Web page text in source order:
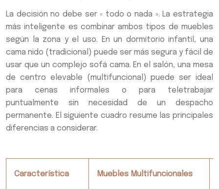
La decisión no debe ser « todo o nada ». La estrategia
más inteligente es combinar ambos tipos de muebles
según la zona y el uso. En un dormitorio infantil, una
cama nido (tradicional) puede ser más segura y fácil de
usar que un complejo sofá cama. En el salón, una mesa
de centro elevable (multifuncional) puede ser ideal
para cenas informales o para teletrabajar
puntualmente sin necesidad de un despacho
permanente. El siguiente cuadro resume las principales
diferencias a considerar.
Característica Muebles Multifuncionales